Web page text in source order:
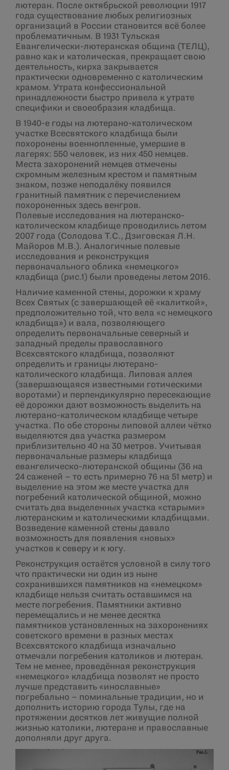
лютеран. После октябрьской революции 1917
года существование любых религиозных
организаций в России становится всё более
проблематичным. В 1931 Тульская
Евангелически-лютеранская община (ТЕЛЦ),
равно как и католическая, прекращает свою
деятельность, кирха закрывается
практически одновременно с католическим
храмом. Утрата конфессиональной
принадлежности быстро привела к утрате
специфики и своеобразия кладбища.
В 1940-е годы на лютерано-католическом
участке Всесвятского кладбища были
похоронены военнопленные, умершие в
лагерях: 550 человек, из них 450 немцев.
Места захоронений немцев отмечены
скромным железным крестом и памятным
знаком, позже неподалёку появился
гранитный памятник с перечислением
похороненных здесь венгров.
Полевые исследования на лютеранско-
католическом кладбище проводились летом
2007 года (Солодова Т.С., Дзиговская Л.Н.
Майоров М.В.). Аналогичные полевые
исследования и реконструкция
первоначального облика «немецкого»
кладбища (рис.1) были проведены летом 2016.
Наличие каменной стены, дорожки к храму
Всех Святых (с завершающей её «калиткой»,
предположительно той, что вела «с немецкого
кладбища») и вала, позволяющего
определить первоначальные северный и
западный пределы православного
Всехсвятского кладбища, позволяют
определить и границы лютерано-
католического кладбища. Липовая аллея
(завершающаяся известными готическими
воротами) и перпендикулярно пересекающие
её дорожки дают возможность выделить на
лютерано-католическом кладбище четыре
участка. По обе стороны липовой аллеи чётко
выделяются два участка размером
приблизительно 40 на 30 метров. Учитывая
первоначальные размеры кладбища
евангелическо-лютеранской общины (36 на
24 саженей – то есть примерно 76 на 51 метр) и
выделение на этом же месте участка для
погребений католической общиной, можно
считать два выделенных участка «старыми»
лютеранским и католическими кладбищами.
Возведение каменной стены давало
возможность для появления «новых»
участков к северу и к югу.
Реконструкция остаётся условной в силу того
что практически ни один из ныне
сохранившихся памятников на «немецком»
кладбище нельзя считать оставшимся на
месте погребения. Памятники активно
перемещались и не менее десятка
памятников установленных на захоронениях
советского времени в разных местах
Всехсвятского кладбища изначально
отмечали погребения католиков и лютеран.
Тем не менее, проведённая реконструкция
«немецкого» кладбища позволят не просто
лучше представить «инославные»
погребально – поминальные традиции, но и
дополнить историю города Тулы, где на
протяжении десятков лет живущие полной
жизнью католики, лютеране и православные
дополняли друг друга.